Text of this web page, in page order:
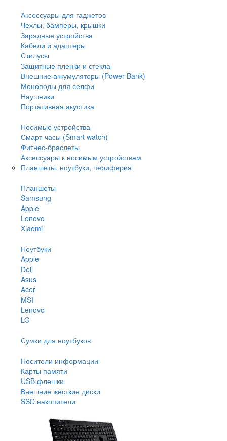
Аксессуары для гаджетов
Чехлы, бамперы, крышки
Зарядные устройства
Кабели и адаптеры
Стилусы
Защитные пленки и стекла
Внешние аккумуляторы (Power Bank)
Моноподы для селфи
Наушники
Портативная акустика
Носимые устройства
Смарт-часы (Smart watch)
Фитнес-браслеты
Аксессуары к носимым устройствам
Планшеты, ноутбуки, периферия
Планшеты
Samsung
Apple
Lenovo
Xiaomi
Ноутбуки
Apple
Dell
Asus
Acer
MSI
Lenovo
LG
Сумки для ноутбуков
Носители информации
Карты памяти
USB флешки
Внешние жесткие диски
SSD накопители